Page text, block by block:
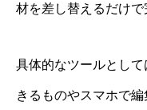
材を差し替えるだけで
具体的なツールとし
きるものやスマホで